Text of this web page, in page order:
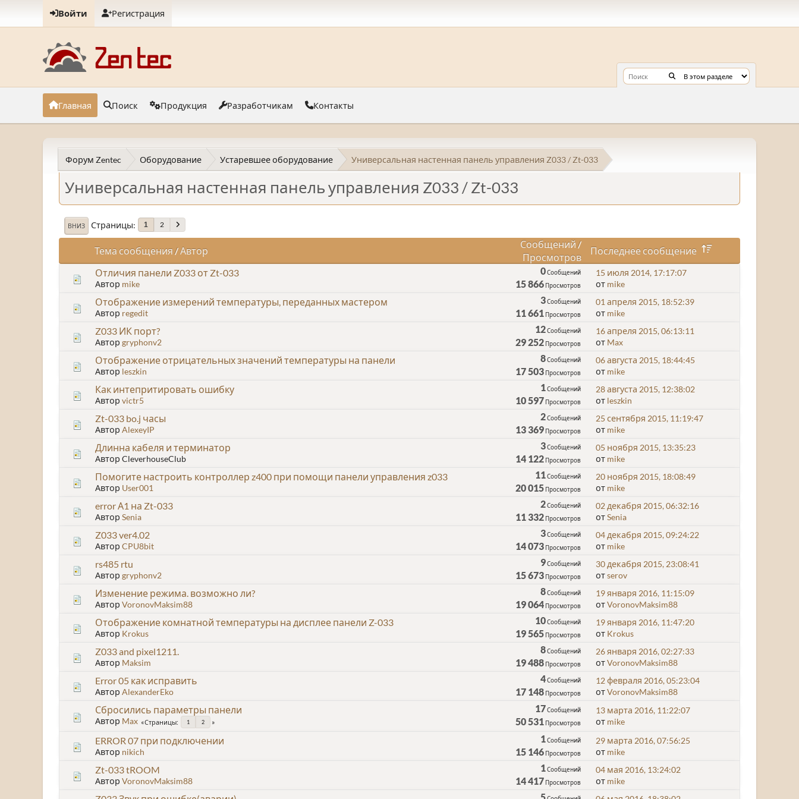
Войти Регистрация
Главная Поиск Продукция Разработчикам Контакты
Форум Zentec Оборудование Устаревшее оборудование Универсальная настенная панель управления Z033 / Zt-033
Универсальная настенная панель управления Z033 / Zt-033
ВНИЗ Страницы 1 2
Тема сообщения / Автор
Сообщений /
Просмотров
Последнее сообщение
Отличия панели Z033 от Zt-033
Автор mike
0Сообщений
15 866 Просмотров
15 июля 2014, 17:17:07
от mike
Отображение измерений температуры, переданных мастером
Автор regedit
3Сообщений
11 661 Просмотров
01 апреля 2015, 18:52:39
от mike
Z033 ИК порт?
Автор gryphonv2
12Сообщений
29 252 Просмотров
16 апреля 2015, 06:13:11
от Max
Отображение отрицательных значений температуры на панели
Автор leszkin
8Сообщений
17 503 Просмотров
06 августа 2015, 18:44:45
от mike
Как интепритировать ошибку
Автор victr5
1 Сообщений
10 597 Просмотров
28 августа 2015, 12:38:02
от leszkin
Zt-033 bo.j часы
Автор AlexeyIP
2Сообщений
13 369 Просмотров
25 сентября 2015, 11:19:47
от mike
Длинна кабеля и терминатор
Автор CleverhouseClub
3Сообщений
14 122 Просмотров
05 ноября 2015, 13:35:23
от mike
Помогите настроить контроллер z400 при помощи панели управления z033
Автор User001
11 Сообщений
20 015 Просмотров
20 ноября 2015, 18:08:49
от mike
error А1 на Zt-033
Автор Senia
2Сообщений
11 332 Просмотров
02 декабря 2015, 06:32:16
отSenia
Z033 ver4.02
Автор CPU8bit
3Сообщений
14 073 Просмотров
04 декабря 2015, 09:24:22
от mike
rs485 rtu
Автор gryphonv2
9Сообщений
15 673 Просмотров
30 декабря 2015, 23:08:41
отserov
Изменение режима. возможно ли?
Автор VoronovMaksim88
8Сообщений
19 064 Просмотров
19 января 2016, 11:15:09
отVoronovMaksim88
Отображение комнатной температуры на дисплее панели Z-033
Автор Krokus
10Сообщений
19 565 Просмотров
19 января 2016, 11:47:20
от Krokus
Z033 and pixel1211.
Автор Maksim
8Сообщений
19 488 Просмотров
26 января 2016, 02:27:33
отVoronovMaksim88
Error 05 как исправить
Автор AlexanderEko
4Сообщений
17 148 Просмотров
12 февраля 2016, 05:23:04
отVoronovMaksim88
Сбросились параметры панели
Автор Max Страницы 1 2
17Сообщений
50 531 Просмотров
13 марта 2016, 11:22:07
от mike
ERROR 07 при подключении
Автор nikich
1 Сообщений
15 146 Просмотров
29 марта 2016, 07:56:25
от mike
Zt-033 tROOM
Автор VoronovMaksim88
1 Сообщений
14 417 Просмотров
04 мая 2016, 13:24:02
от mike
5